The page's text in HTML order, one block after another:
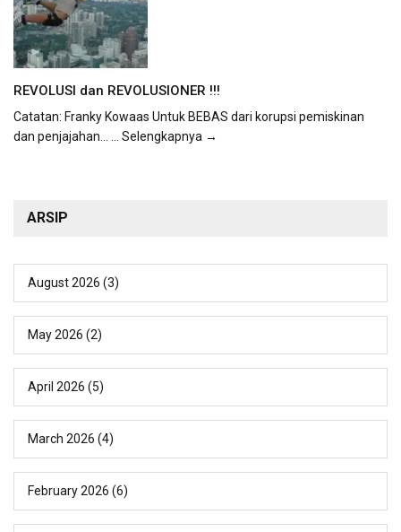
REVOLUSI dan REVOLUSIONER !!!
Catatan: Franky Kowaas Untuk BEBAS dari korupsi pemiskinan
dan penjajahan...
... Selengkapnya →
ARSIP
August 2026 (3)
May 2026 (2)
April 2026 (5)
March 2026 (4)
February 2026 (6)